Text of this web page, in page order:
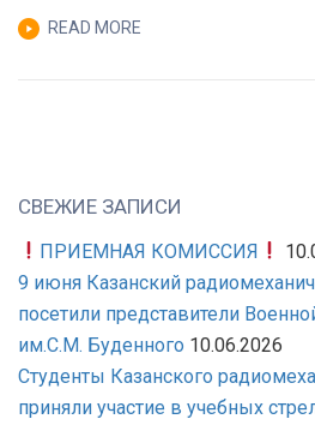
READ MORE
СВЕЖИЕ ЗАПИСИ
ПРИЕМНАЯ КОМИССИЯ
9 июня Казанский
посетили представители
им.С.М. Буденного 10.06.2026
Студенты Казанского
приняли участие в учебных